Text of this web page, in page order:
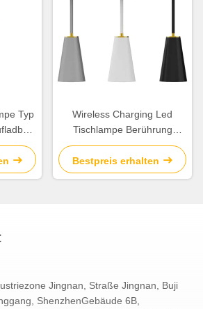
Typ
Wireless Charging Led
Tischlampe Berührung
Dimmbar Umgebungs
Nachtlicht 3000k-6000k
Bestpreis erhalten
Jingnan, Straße Jingnan, Buji
ShenzhenGebäude 6B,